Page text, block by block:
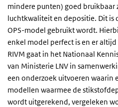
mindere punten) goed bruikbaar
luchtkwaliteit en depositie. Dit is
OPS-model gebruikt wordt.
enkel model perfect is en er
RIVM gaat in het Nationaal
van Ministerie LNV in
een onderzoek uitvoeren waarin
modellen waarmee de
wordt uitgerekend, vergeleken